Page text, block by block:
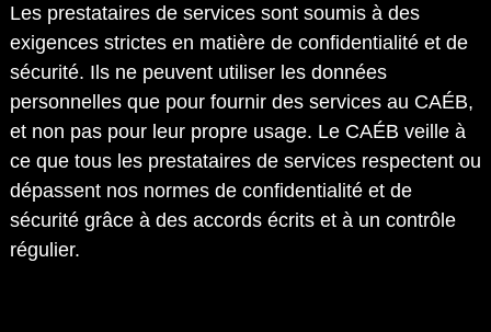
Les prestataires de services sont soumis à des
exigences strictes en matière de confidentialité et de
sécurité. Ils ne peuvent utiliser les données
personnelles que pour fournir des services au CAÉB,
et non pas pour leur propre usage. Le CAÉB veille à
ce que tous les prestataires de services respectent ou
dépassent nos normes de confidentialité et de
sécurité grâce à des accords écrits et à un contrôle
régulier.